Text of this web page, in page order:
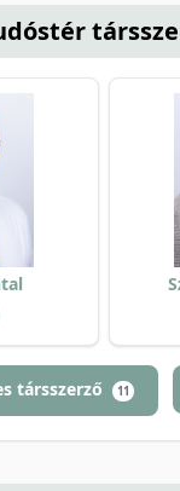
társszerző 11